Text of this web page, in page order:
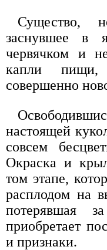
Существо,
заснувшее в
червячком и
капли пищи,
совершенно
настоящей
совсем
Окраска и
том этапе,
расплодом на
потерявшая
приобретает
и признаки.